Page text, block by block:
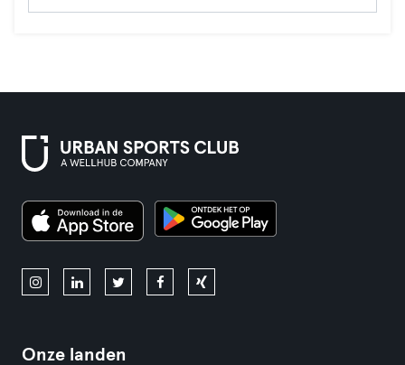
Onze landen